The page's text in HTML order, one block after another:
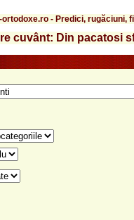
- Predici, rugăciuni,
cuvânt: Din pacatosi